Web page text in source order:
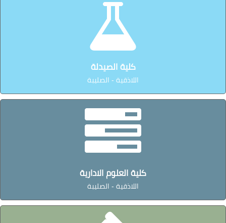
كلية الصيدلة
اللاذقية - الصليبة
كلية العلوم الادارية
اللاذقية - الصليبة